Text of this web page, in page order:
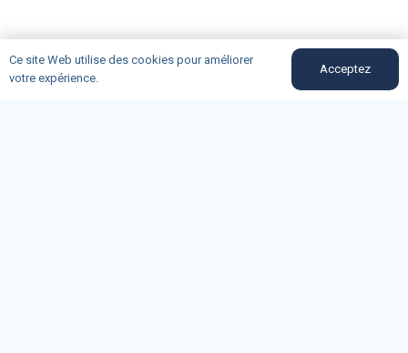
Ce site Web utilise des cookies pour améliorer
votre expérience.
Acceptez